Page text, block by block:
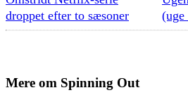
droppet efter to sæsoner
(uge
Mere om Spinning Out